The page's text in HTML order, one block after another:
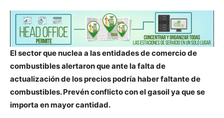
El sector que nuclea a las entidades de comercio de
combustibles alertaron que ante la falta de
actualización de los precios podría haber faltante de
combustibles. Prevén conflicto con el gasoil ya que se
importa en mayor cantidad.